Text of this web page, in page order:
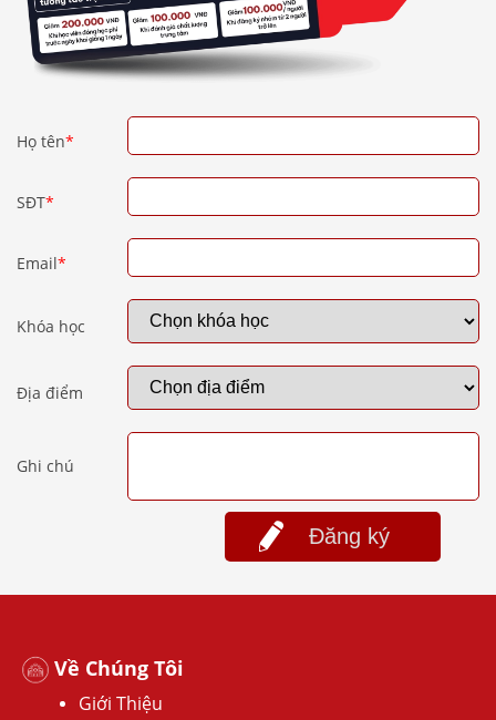
Họ tên*
SĐT*
Email*
Khóa học
Địa điểm
Ghi chú
Đăng ký
Về Chúng Tôi
Giới Thiệu